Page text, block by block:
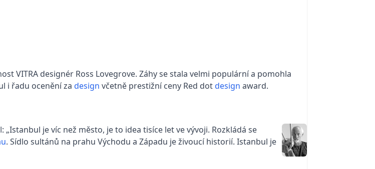
VITRA designér Ross Lovegrove. Záhy se stala velmi populární a pomohla
i řadu ocenění za design včetně prestižní ceny Red dotdesign award.
je víc než město, je to idea tisíce let ve vývoji. Rozkládá se
. Sídlo sultánů na prahu Východu a Západu je živoucí historií. Istanbul je